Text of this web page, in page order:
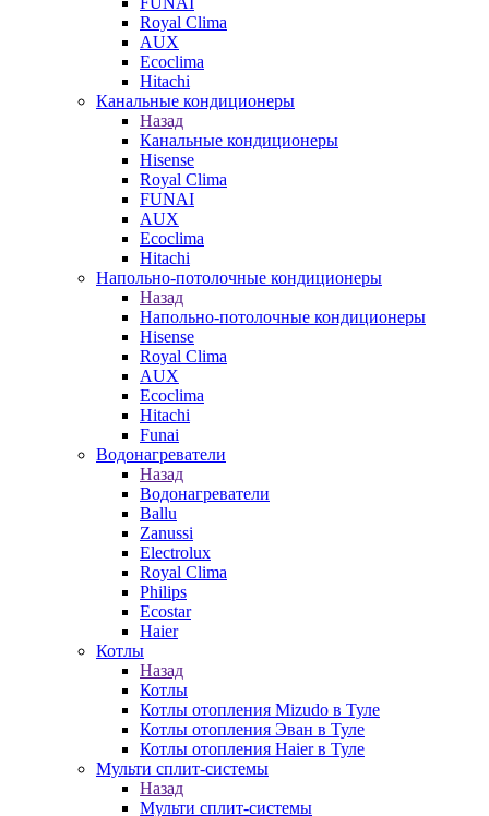
Royal Clima
AUX
Ecoclima
Hitachi
Канальные кондиционеры
Назад
Канальные кондиционеры
Hisense
Royal Clima
FUNAI
AUX
Ecoclima
Hitachi
Напольно-потолочные кондиционеры
Назад
Напольно-потолочные кондиционеры
Hisense
Royal Clima
AUX
Ecoclima
Hitachi
Funai
Водонагреватели
Назад
Водонагреватели
Ballu
Zanussi
Electrolux
Royal Clima
Philips
Ecostar
Haier
Котлы
Назад
Котлы
Котлы отопления Mizudo в Туле
Котлы отопления Эван в Туле
Котлы отопления Haier в Туле
Мульти сплит-системы
Назад
Мульти сплит-системы